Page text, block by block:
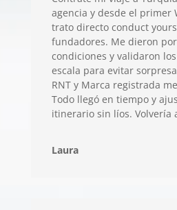
agencia y desde el primer
trato directo conduct
fundadores. Me dieron
condiciones y validaron
escala para evitar
RNT y Marca registrada
Todo llegó en tiempo y
itinerario sin líos. Volvería
Laura